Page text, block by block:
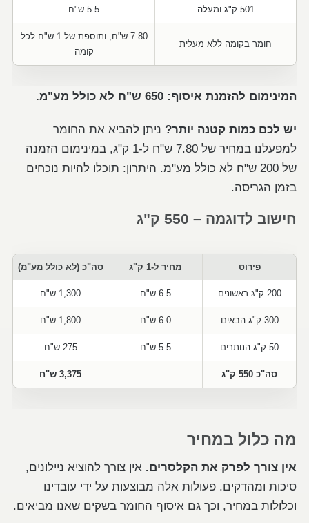
501 ק"ג ומעלה 5.5 ש"ח
חומר בקומה ללא מעלית
7.80 ש"ח, ותוספת של 1 ש"ח לכל
קומה
המינימום להזמנת איסוף: 650 ש"ח לא כולל מע"מ.
יש לכם כמות קטנה יותר? ניתן להביא את החומר
למפעלנו במחיר של 7.80 ש"ח ל-1 ק"ג, במינימום הזמנה
של 200 ש"ח לא כולל מע"מ. היתרון: תוכלו להיות נוכחים
בזמן הגריסה.
חישוב לדוגמה – 550 ק"ג
פירוט מחיר ל-1 ק"ג סה"כ (לא כולל מע"מ)
200 ק"ג ראשונים 6.5 ש"ח 1,300 ש"ח
300 ק"ג הבאים 6.0 ש"ח 1,800 ש"ח
50 ק"ג הנותרים 5.5 ש"ח 275 ש"ח
סה"כ 550 ק"ג 3,375 ש"ח
מה כלול במחיר
אין צורך לפרק את הקלסרים. אין צורך להוציא ניילונים,
סיכות ומהדקים. פעולות אלה מבוצעות על ידי עובדינו
וכלולות במחיר, וכך גם איסוף החומר בשקים שאנו מביאים.